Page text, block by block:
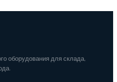
оборудования для склада,